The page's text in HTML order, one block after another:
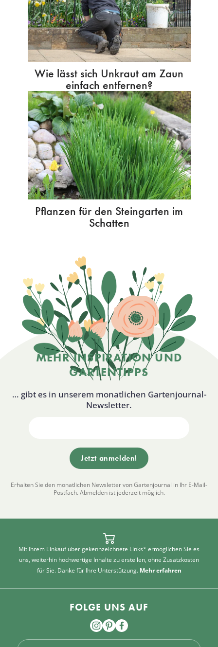
Wie lässt sich Unkraut am Zaun
einfach entfernen?
Pflanzen für den Steingarten im
Schatten
MEHR INSPIRATION UND
GARTENTIPPS
… gibt es in unserem monatlichen Gartenjournal-
Newsletter.
Erhalten Sie den monatlichen Newsletter von Gartenjournal in Ihr E-Mail-
Postfach. Abmelden ist jederzeit möglich.
Mit Ihrem Einkauf über gekennzeichnete Links* ermöglichen Sie es
uns, weiterhin hochwertige Inhalte zu erstellen, ohne Zusatzkosten
für Sie. Danke für Ihre Unterstützung. Mehr erfahren
FOLGE UNS AUF